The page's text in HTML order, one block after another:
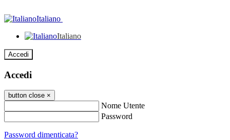
Italiano
Italiano
Accedi
Accedi
button close ×
Nome Utente
Password
Password dimenticata?